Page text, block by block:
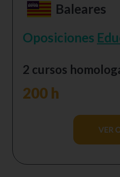
Baleares
Oposiciones
2 cursos
200 h